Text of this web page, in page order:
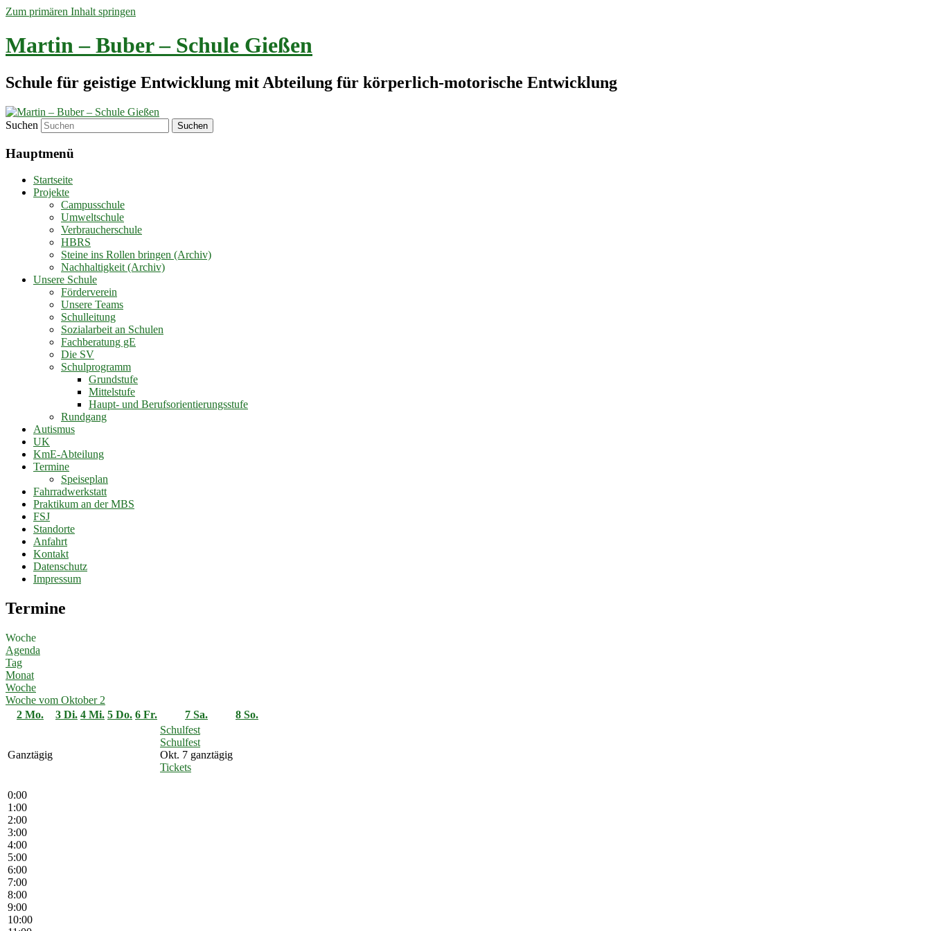
Zum primären Inhalt springen
Martin – Buber – Schule Gießen
Schule für geistige Entwicklung mit Abteilung für körperlich-motorische Entwicklung
Suchen
Hauptmenü
Startseite
Projekte
Campusschule
Umweltschule
Verbraucherschule
HBRS
Steine ins Rollen bringen (Archiv)
Nachhaltigkeit (Archiv)
Unsere Schule
Förderverein
Unsere Teams
Schulleitung
Sozialarbeit an Schulen
Fachberatung gE
Die SV
Schulprogramm
Grundstufe
Mittelstufe
Haupt- und Berufsorientierungsstufe
Rundgang
Autismus
UK
KmE-Abteilung
Termine
Speiseplan
Fahrradwerkstatt
Praktikum an der MBS
FSJ
Standorte
Anfahrt
Kontakt
Datenschutz
Impressum
Termine
Woche
Agenda
Tag
Monat
Woche
Woche vom Oktober 2
2 Mo. 3 Di. 4 Mi. 5 Do. 6 Fr. 7 Sa. 8 So.
Ganztägig
Schulfest
Schulfest
Okt. 7 ganztägig
Tickets
0:00
1:00
2:00
3:00
4:00
5:00
6:00
7:00
8:00
9:00
10:00